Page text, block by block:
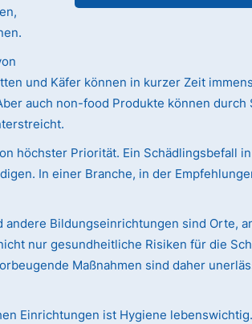
und Käfer können in kurzer Zeit
auch non-food Produkte können
höchster Priorität. Ein Schädlingsbefall
In einer Branche, in der
andere Bildungseinrichtungen sind Orte,
nur gesundheitliche Risiken für die
Maßnahmen sind daher
Einrichtungen ist Hygiene